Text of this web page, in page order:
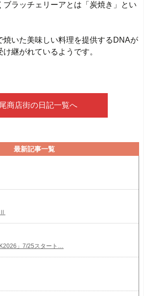
ブラッチェリーアとは「炭焼き」とい
焼いた美味しい料理を提供するDNAが
継がれているようです。
商店街の日記一覧へ
最新記事一覧
」7/25スタート…